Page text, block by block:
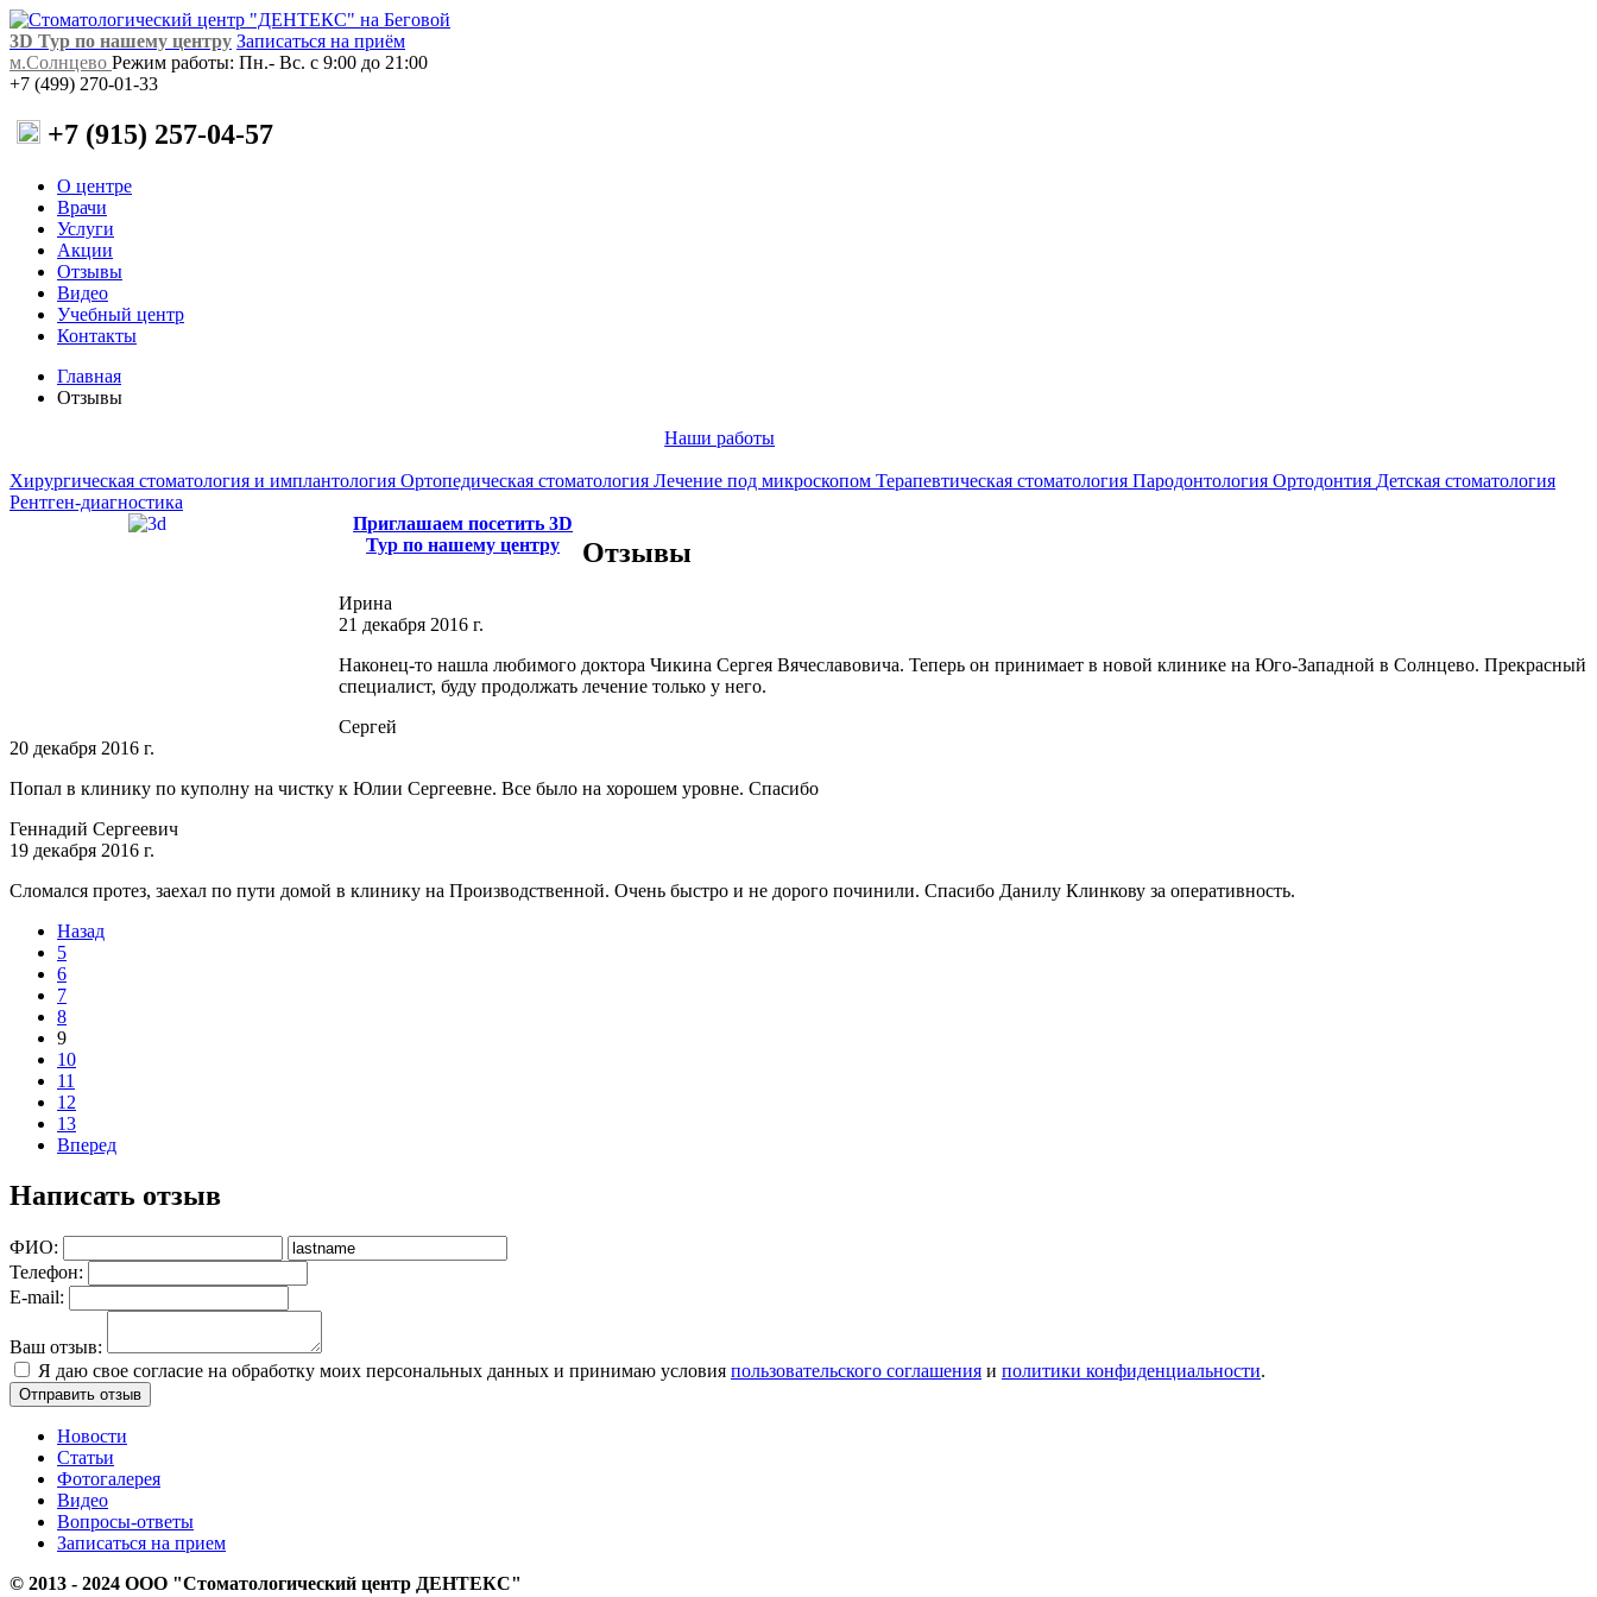
3D Тур по нашему центру Записаться на приём
м.Солнцево Режим работы: Пн.- Вс. с 9:00 до 21:00
+7 (499) 270-01-33
+7 (915) 257-04-57
О центре
Врачи
Услуги
Акции
Отзывы
Видео
Учебный центр
Контакты
Главная
Отзывы
Наши работы
Хирургическая стоматология и имплантология Ортопедическая стоматология Лечение под микроскопом Терапевтическая стоматология Пародонтология Ортодонтия Детская стоматология
Рентген-диагностика
Приглашаем посетить 3D
Тур по нашему центру
Отзывы
Ирина
21 декабря 2016 г.
Наконец-то нашла любимого доктора Чикина Сергея Вячеславовича. Теперь он принимает в новой клинике на Юго-Западной в Солнцево. Прекрасный
специалист, буду продолжать лечение только у него.
Сергей
20 декабря 2016 г.
Попал в клинику по куполну на чистку к Юлии Сергеевне. Все было на хорошем уровне. Спасибо
Геннадий Сергеевич
19 декабря 2016 г.
Сломался протез, заехал по пути домой в клинику на Производственной. Очень быстро и не дорого починили. Спасибо Данилу Клинкову за оперативность.
Назад
5
6
7
8
9
10
11
12
13
Вперед
Написать отзыв
ФИО:
Телефон:
E-mail:
Ваш отзыв:
Я даю свое согласие на обработку моих персональных данных и принимаю условия пользовательского соглашения и политики конфиденциальности.
Новости
Статьи
Фотогалерея
Видео
Вопросы-ответы
Записаться на прием
© 2013 - 2024 ООО "Стоматологический центр ДЕНТЕКС"